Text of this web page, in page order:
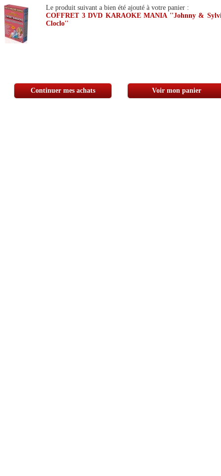
Le produit suivant a bien été ajouté à votre panier :
COFFRET 3 DVD KARAOKE MANIA ''Johnny &
Cloclo''
Continuer mes achats Voir mon panier